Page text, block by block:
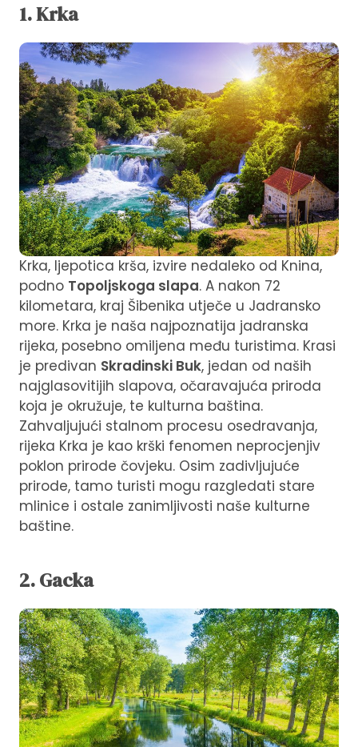
1. Krka
Krka, ljepotica krša, izvire nedaleko od Knina,
podno Topoljskoga slapa. A nakon 72
kilometara, kraj Šibenika utječe u Jadransko
more. Krka je naša najpoznatija jadranska
rijeka, posebno omiljena među turistima. Krasi
je predivan Skradinski Buk, jedan od naših
najglasovitijih slapova, očaravajuća priroda
koja je okružuje, te kulturna baština.
Zahvaljujući stalnom procesu osedravanja,
rijeka Krka je kao krški fenomen neprocjenjiv
poklon prirode čovjeku. Osim zadivljujuće
prirode, tamo turisti mogu razgledati stare
mlinice i ostale zanimljivosti naše kulturne
baštine.
2. Gacka